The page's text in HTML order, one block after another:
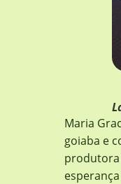
Maria
goiaba e
produtora